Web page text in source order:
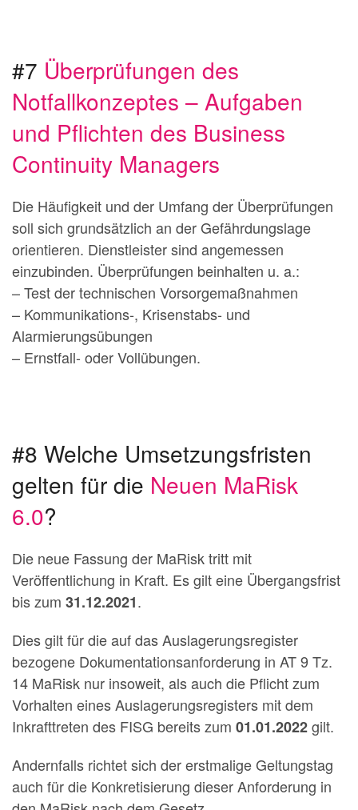
#7 Überprüfungen des
Notfallkonzeptes – Aufgaben
und Pflichten des Business
Continuity Managers
Die Häufigkeit und der Umfang der Überprüfungen
soll sich grundsätzlich an der Gefährdungslage
orientieren. Dienstleister sind angemessen
einzubinden. Überprüfungen beinhalten u. a.:
– Test der technischen Vorsorgemaßnahmen
– Kommunikations-, Krisenstabs- und
Alarmierungsübungen
– Ernstfall- oder Vollübungen.
#8 Welche Umsetzungsfristen
gelten für die Neuen MaRisk
6.0?
Die neue Fassung der MaRisk tritt mit
Veröffentlichung in Kraft. Es gilt eine Übergangsfrist
bis zum 31.12.2021.
Dies gilt für die auf das Auslagerungsregister
bezogene Dokumentationsanforderung in AT 9 Tz.
14 MaRisk nur insoweit, als auch die Pflicht zum
Vorhalten eines Auslagerungsregisters mit dem
Inkrafttreten des FISG bereits zum 01.01.2022gilt.
Andernfalls richtet sich der erstmalige Geltungstag
auch für die Konkretisierung dieser Anforderung in